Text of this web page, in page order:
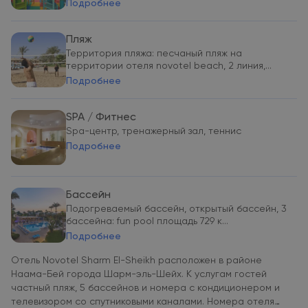
Подробнее
Пляж
Территория пляжа: песчаный пляж на
территории отеля novotel beach, 2 линия,...
Подробнее
SPA / Фитнес
Spa-центр, тренажерный зал, теннис
Подробнее
Бассейн
Подогреваемый бассейн, открытый бассейн, 3
бассейна: fun pool площадь 729 к...
Подробнее
Отель Novotel Sharm El-Sheikh расположен в районе
Наама-Бей города Шарм-эль-Шейх. К услугам гостей
частный пляж, 5 бассейнов и номера с кондиционером и
телевизором со спутниковыми каналами. Номера отеля